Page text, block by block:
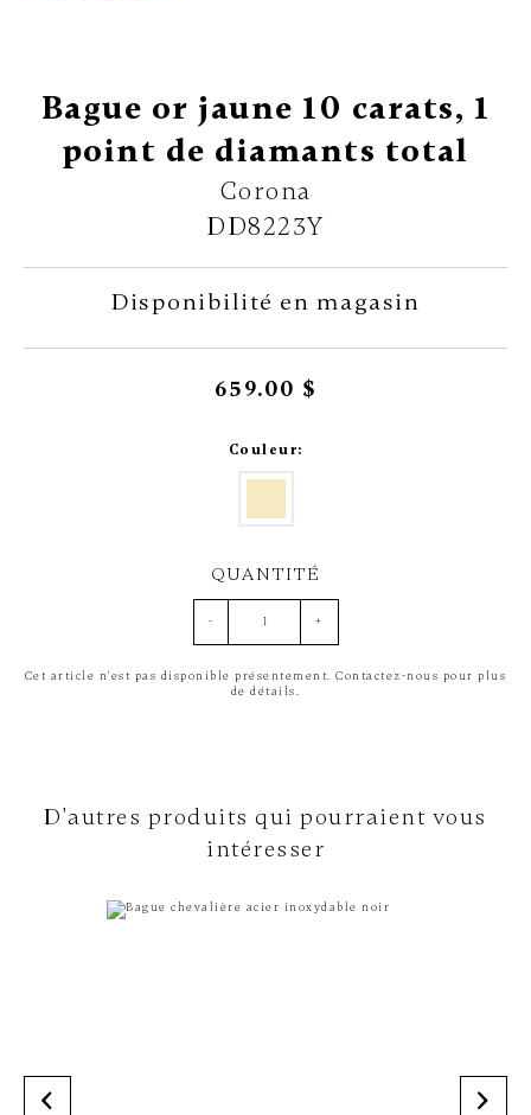
Bague or jaune 10 carats, 1
point de diamants total
Corona
DD8223Y
Disponibilité en magasin
659.00 $
Couleur:
QUANTITÉ
- +
Cet article n'est pas disponible présentement. Contactez-nous pour plus
de détails.
D'autres produits qui pourraient vous
intéresser